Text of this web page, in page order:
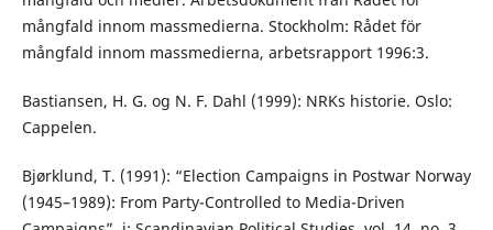
mångfald innom massmedierna. Stockholm: Rådet för
mångfald innom massmedierna, arbetsrapport 1996:3.
Bastiansen, H. G. og N. F. Dahl (1999): NRKs historie. Oslo:
Cappelen.
Bjørklund, T. (1991): “Election Campaigns in Postwar Norway
(1945–1989): From Party-Controlled to Media-Driven